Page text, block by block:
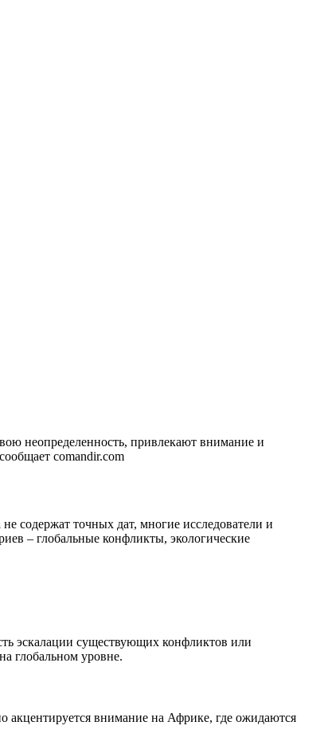
неопределенность, привлекают внимание и
comandir.com
содержат точных дат, многие исследователи и
– глобальные конфликты, экологические
эскалации существующих конфликтов или
глобальном уровне.
акцентируется внимание на Африке, где ожидаются